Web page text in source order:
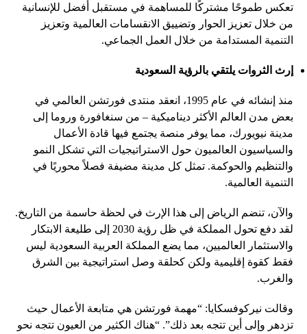
تعكس طموحًا مشتركًا للمساهمة في مستقبل أفضل للإنسانية
من خلال تعزيز الحوار وتضييق الانقسامات العالمية وتعزيز
التنمية المستدامة من خلال العمل الجماعي.
إرث الثروات يلتقي بالرؤية السعودية
منذ إنشائه في عام 1995، انعقد منتدى فورتشن العالمي في
بعض مدن العالم الأكثر ديناميكية – من سنغافورة وروما إلى
مدينة نيويورك، مما يوفر منصة يجتمع فيها قادة الأعمال
والسياسيون العالميون حول الاستراتيجيات التي تشكل النمو
والتنظيم والحوكمة. تمثل كل مدينة مضيفة فصلاً محوريًا في
التنمية العالمية.
والآن، تنضم الرياض إلى هذا الإرث في لحظة حاسمة من التاريخ.
لقد دفع تحول المملكة في ظل رؤية 2030 إلى طليعة الابتكار
والاستثمار العالميين، مما يضع المملكة العربية السعودية ليس
فقط كقوة إقليمية ولكن كحلقة وصل استراتيجية بين الشرق
والغرب.
وقالت نيركوفسكايا: “مهمة فورتشن هي متابعة الأعمال حيث
تزدهر وإلى أين تتجه بعد ذلك”. “هناك الكثير من العيون تتجه نحو